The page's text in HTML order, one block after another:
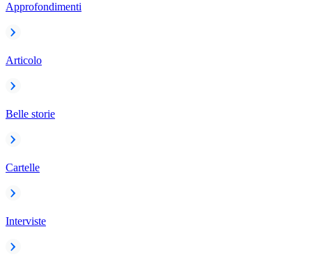
Approfondimenti
Articolo
Belle storie
Cartelle
Interviste